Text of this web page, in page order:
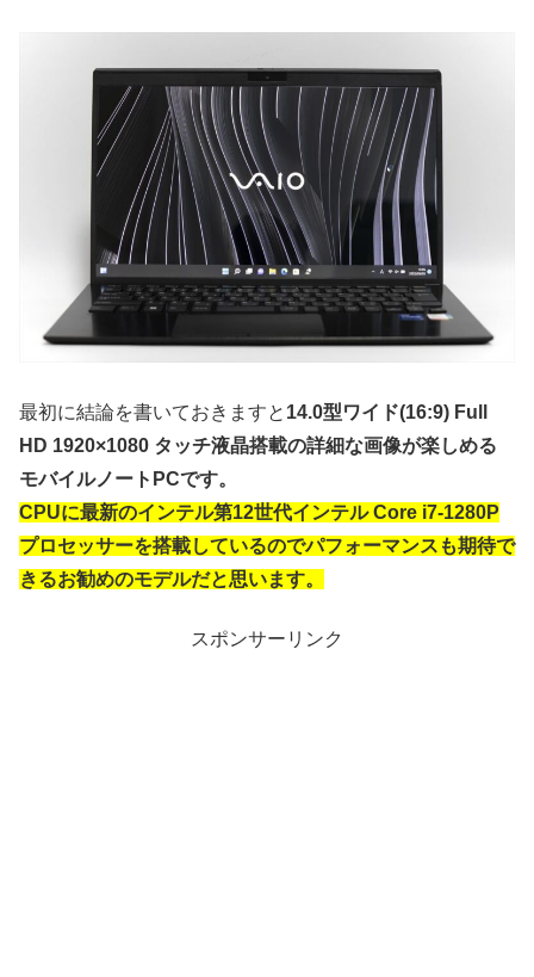
最初に結論を書いておきますと 14.0型ワイド(16:9) Full
HD 1920×1080 タッチ液晶搭載の詳細な画像が楽しめる
モバイルノートPCです。
CPUに最新のインテル第12世代インテル Core i7-1280P
プロセッサーを搭載しているのでパフォーマンスも期待で
きるお勧めのモデルだと思います。
スポンサーリンク